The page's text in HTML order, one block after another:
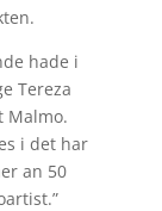
hade i
Tereza
Malmo.
i det har
an 50